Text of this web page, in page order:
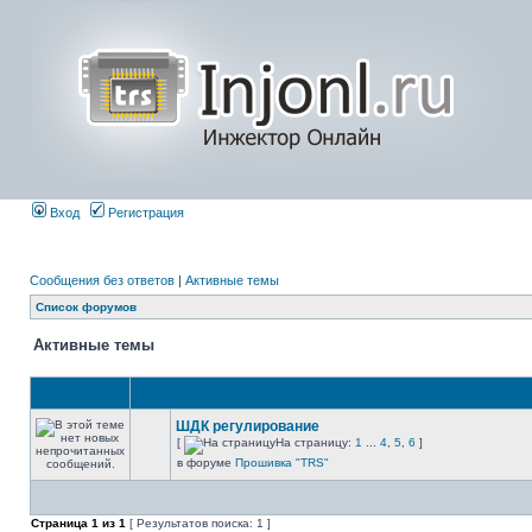
Вход Регистрация
Сообщения без ответов | Активные темы
Список форумов
Активные темы
ШДК регулирование
[ На страницу: 1 4 5 6 ]
в форуме Прошивка "TRS"
Страница 1 из 1 [ Результатов поиска: 1 ]